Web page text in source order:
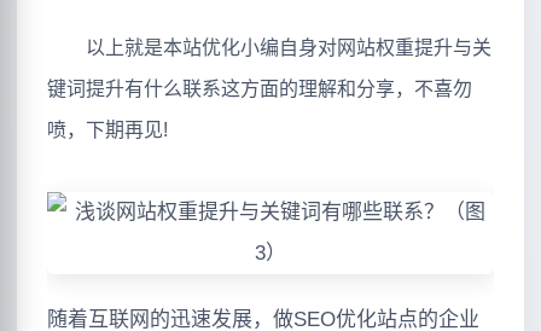
以上就是本站优化小编自身对网站权重提升与关
键词提升有什么联系这方面的理解和分享，不喜勿
喷，下期再见!
随着互联网的迅速发展，做SEO优化站点的企业